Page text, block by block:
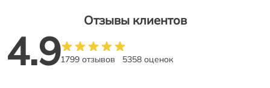
Отзывы клиентов
4.91799 отзывов 5358 оценок